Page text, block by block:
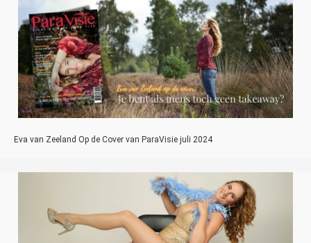
Eva van Zeeland Op de Cover van ParaVisie juli 2024